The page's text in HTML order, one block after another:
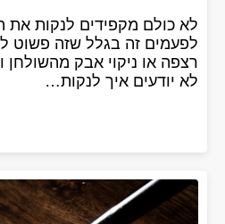
לא כולם מקפידים לנקות
לפעמים זה בגלל שזה פשוט
רצפה או ניקוי אבק
לא יודעים איך לנקות…